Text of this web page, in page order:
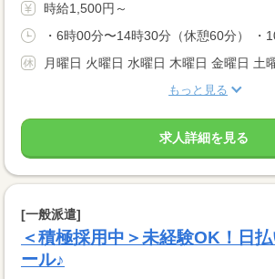
時給1,500円～
・6時00分〜14時30分（休憩60分） ・
月曜日 火曜日 水曜日 木曜日 金曜日 土
もっと見る
求人詳細を見る
[一般派遣]
＜積極採用中＞未経験OK！日
ール♪